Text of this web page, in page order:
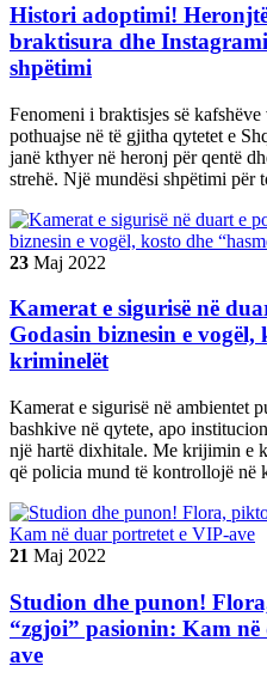
Histori adoptimi! Heronjtë
braktisura dhe
shpëtimi
Fenomeni i braktisjes së
pothuajse në të gjitha qytetet e
janë kthyer në heronj për qentë
strehë. Një mundësi shpëtimi për
23 Maj 2022
Kamerat e sigurisë në
Godasin biznesin e vogël,
kriminelët
Kamerat e sigurisë në ambientet
bashkive në qytete, apo
një hartë dixhitale. Me krijimin e
që policia mund të kontrollojë në
21 Maj 2022
Studion dhe punon!
“zgjoi” pasionin: Kam
ave